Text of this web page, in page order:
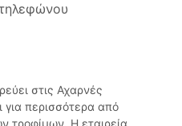
στις Αχαρνές
για περισσότερα από
τροφίμων. Η εταιρεία